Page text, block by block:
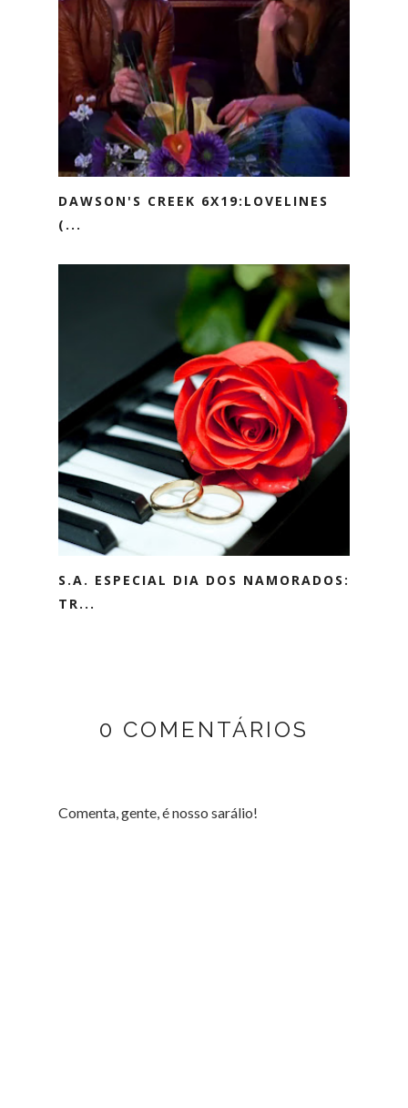
DAWSON'S CREEK 6X19:LOVELINES
(...
S.A. ESPECIAL DIA DOS NAMORADOS:
TR...
0 COMENTÁRIOS
Comenta, gente, é nosso sarálio!